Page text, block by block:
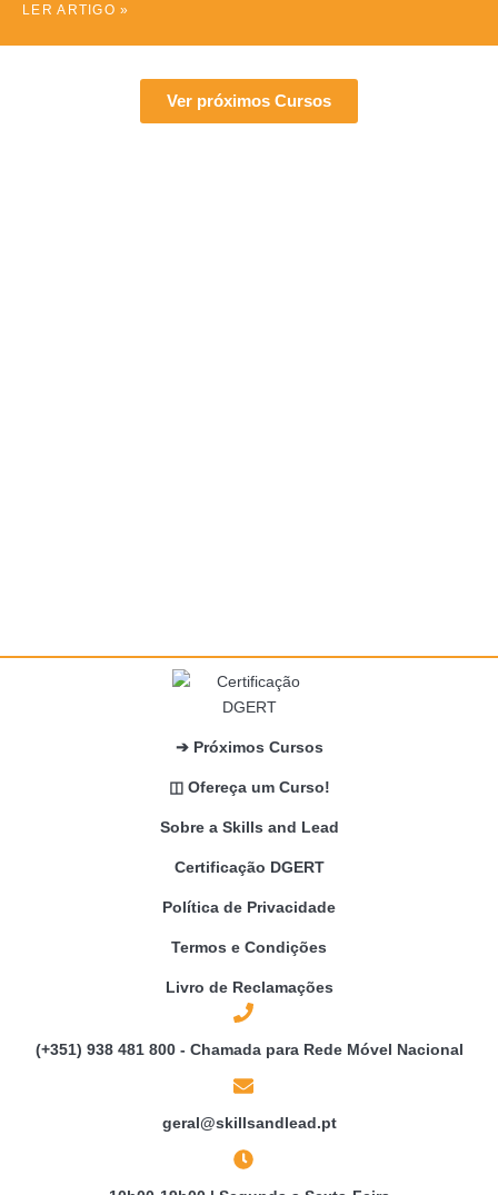
LER ARTIGO »
Ver próximos Cursos
➔ Próximos Cursos
◫ Ofereça um Curso!
Sobre a Skills and Lead
Certificação DGERT
Política de Privacidade
Termos e Condições
Livro de Reclamações
(+351) 938 481 800 - Chamada para Rede Móvel Nacional
geral@skillsandlead.pt